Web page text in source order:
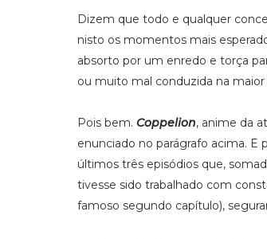
Dizem que todo e qualquer
nisto os momentos mais
absorto por um enredo e torça
ou muito mal conduzida na
Pois bem. Coppelion, anime da
enunciado no parágrafo acima.
últimos três episódios que,
tivesse sido trabalhado com
famoso segundo capítulo),